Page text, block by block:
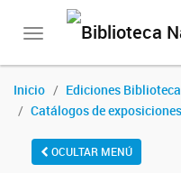
Toggle
Inicio
Ediciones
Catálogos de exposiciones
OCULTAR MENÚ